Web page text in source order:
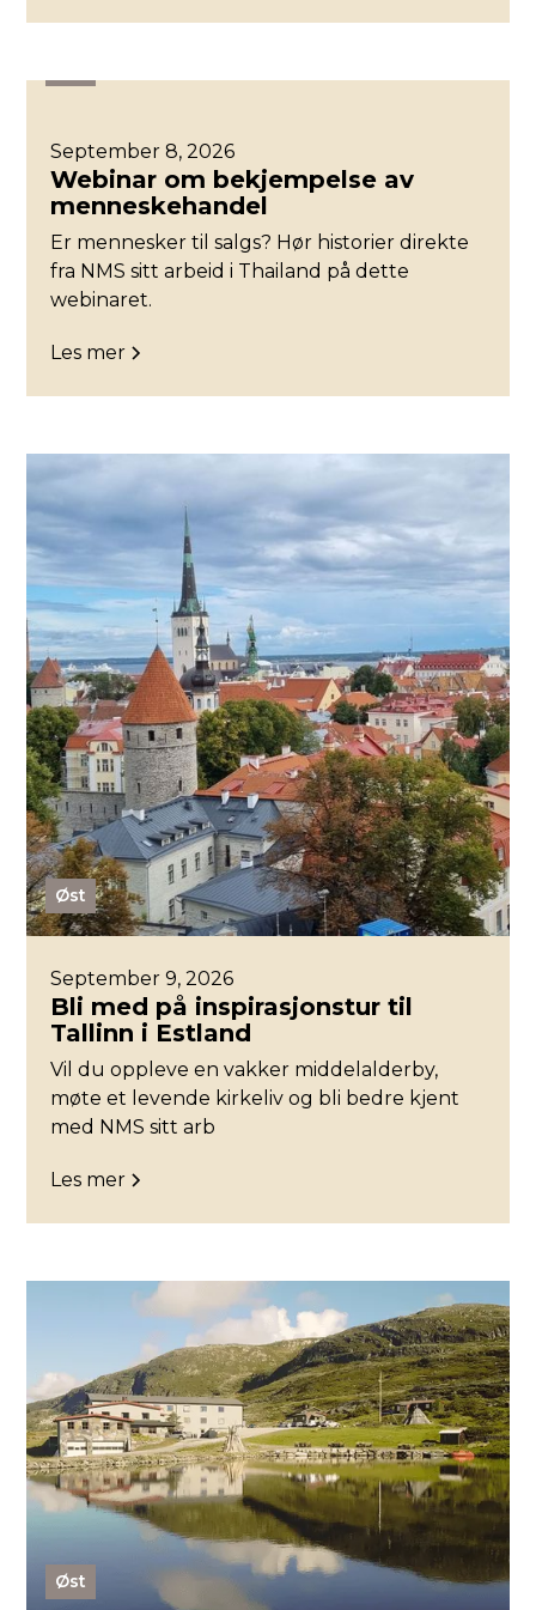
September 8, 2026
Webinar om bekjempelse av
menneskehandel
Er mennesker til salgs? Hør historier direkte
fra NMS sitt arbeid i Thailand på dette
webinaret.
Les mer
Øst
September 9, 2026
Bli med på inspirasjonstur til
Tallinn i Estland
Vil du oppleve en vakker middelalderby,
møte et levende kirkeliv og bli bedre kjent
med NMS sitt arb
Les mer
Øst